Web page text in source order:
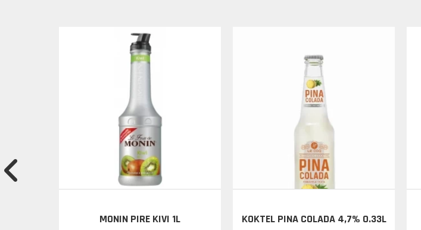
MONIN PIRE KIVI 1L KOKTEL PINA COLADA 4,7% 0.33L